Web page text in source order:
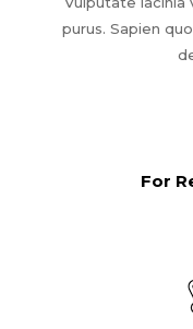
purus. Sapien
For